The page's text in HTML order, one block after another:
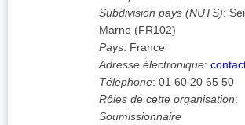
Subdivision pays (NUTS):
Marne (FR102)
Pays: France
Adresse électronique:
Téléphone: 01 60 20 65 50
Rôles de cette organisation:
Soumissionnaire